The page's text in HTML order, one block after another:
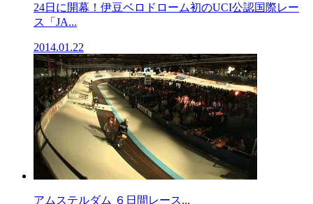
24日に開幕！伊豆ベロドローム初のUCI公認国際レー
ス「JA...
2014.01.22
アムステルダム ６日間レース...